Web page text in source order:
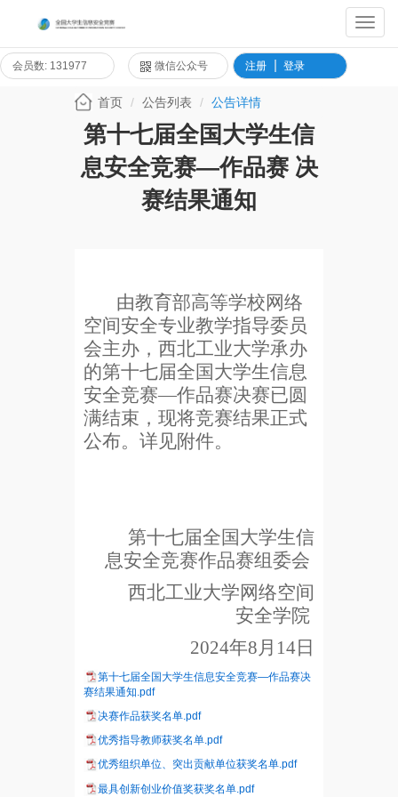
会员数: 131977 微信公众号 注册 登录
首页 公告列表 公告详情
第十七届全国大学生信
息安全竞赛—作品赛 决
赛结果通知
由教育部高等学校网络
空间安全专业教学指导委员
会主办，西北工业大学承办
的第十七届全国大学生信息
安全竞赛—作品赛决赛已圆
满结束，现将竞赛结果正式
公布。详见附件。
第十七届全国大学生信
息安全竞赛作品赛组委会
西北工业大学网络空间
安全学院
2024年8 月 14日
第十七届全国大学生信息安全竞赛—作品赛决
赛结果通知.pdf
决赛作品获奖名单.pdf
优秀指导教师获奖名单.pdf
优秀组织单位、突出贡献单位获奖名单.pdf
最具创新创业价值奖获奖名单.pdf